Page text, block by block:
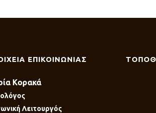
ΕΠΙΚΟΙΝΩΝΙΑΣ
Κορακά
Λειτουργός